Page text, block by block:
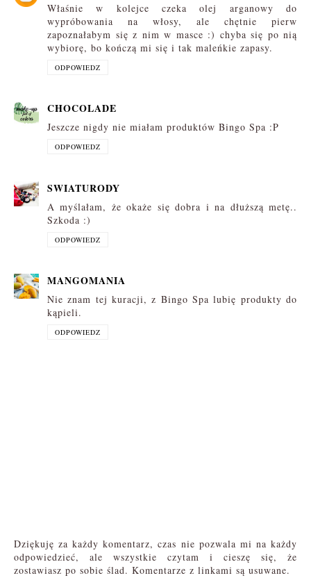
Właśnie w kolejce czeka olej arganowy do
wypróbowania na włosy, ale chętnie pierw
zapoznałabym się z nim w masce :) chyba się po nią
wybiorę, bo kończą mi się i tak maleńkie zapasy.
ODPOWIEDZ
CHOCOLADE
Jeszcze nigdy nie miałam produktów Bingo Spa :P
ODPOWIEDZ
SWIATURODY
A myślałam, że okaże się dobra i na dłuższą metę..
Szkoda :)
ODPOWIEDZ
MANGOMANIA
Nie znam tej kuracji, z Bingo Spa lubię produkty do
kąpieli.
ODPOWIEDZ
Dziękuję za każdy komentarz, czas nie pozwala mi na każdy
odpowiedzieć, ale wszystkie czytam i cieszę się, że
zostawiasz po sobie ślad. Komentarze z linkami są usuwane.